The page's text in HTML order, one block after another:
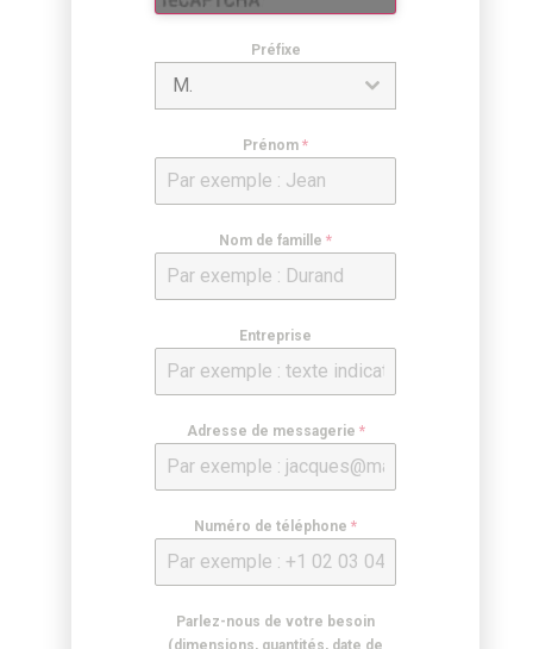
Préfixe
M.
Prénom *
Nom de famille *
Entreprise
Adresse de messagerie *
Numéro de téléphone *
Parlez-nous de votre besoin
(dimensions, quantités, date de